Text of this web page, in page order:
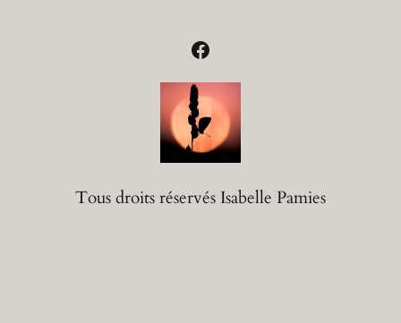
Facebook
Tous droits réservés Isabelle Pamies